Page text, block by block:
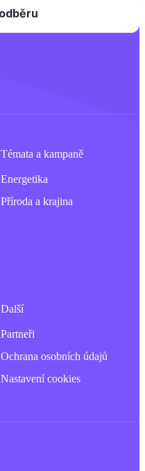
Témata a kampaně
Energetika
Příroda a krajina
Další
Partneři
Ochrana osobních údajů
Nastavení cookies